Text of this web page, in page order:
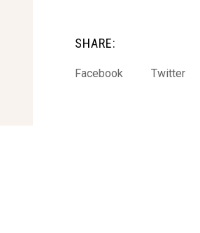
SHARE:
Facebook Twitter